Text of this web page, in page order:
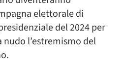
elettorale di
del 2024 per
l’estremismo del